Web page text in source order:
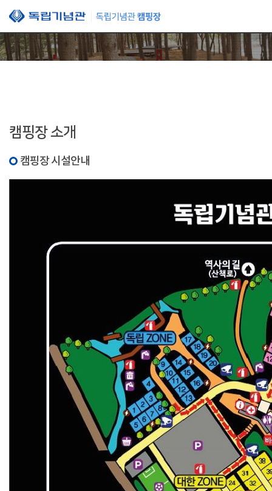
본문 바로가기
캠핑장 소개
캠핑장 시설안내